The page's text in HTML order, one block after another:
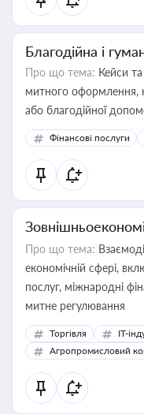
Благодійна і
Про що тема: Кейси
митного оформлення,
або благодійної
Фінансові послуги
Про що тема:
економічній сфері,
послуг, міжнародні
митне регулювання
Торгівля
IT-
Агропромисловий